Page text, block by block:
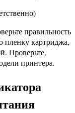
правильность
пленку картриджа,
Проверьте,
принтера.